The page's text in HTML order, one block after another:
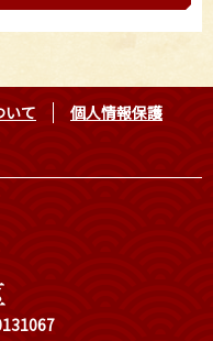
いて
個人情報保護